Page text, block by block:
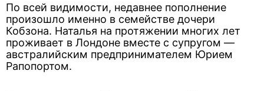
По всей видимости, недавнее пополнение
произошло именно в семействе дочери
Кобзона. Наталья на протяжении многих лет
проживает в Лондоне вместе с супругом —
австралийским предпринимателем Юрием
Рапопортом.